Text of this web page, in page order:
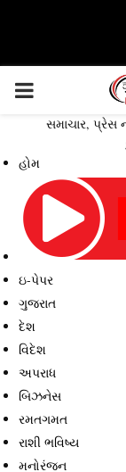
PRIMARY
MENU
સમાચાર, પ્રેસ
હોમ
ઇ-પેપર
ગુજરાત
દેશ
વિદેશ
અપરાધ
બિઝનેસ
રમતગમત
રાશી ભવિષ્ય
મનોરંજન